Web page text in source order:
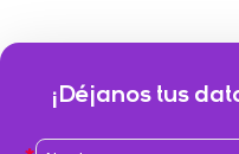
¡Déjanos tus